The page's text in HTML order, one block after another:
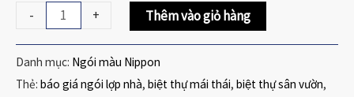
- + Thêm vào giỏ hàng
Danh mục: Ngói màu Nippon
Thẻ: báo giá ngói lợp nhà, biệt thự mái thái, biệt thự sân vườn,